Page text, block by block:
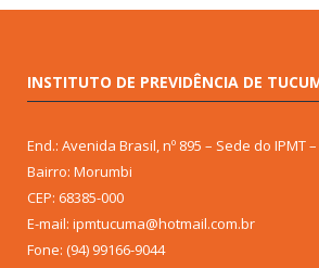
INSTITUTO DE PREVIDÊNCIA DE
End.: Avenida Brasil, nº 895 – Sede do IPMT
Bairro: Morumbi
CEP: 68385-000
E-mail: ipmtucuma@hotmail.com.br
Fone: (94) 99166-9044